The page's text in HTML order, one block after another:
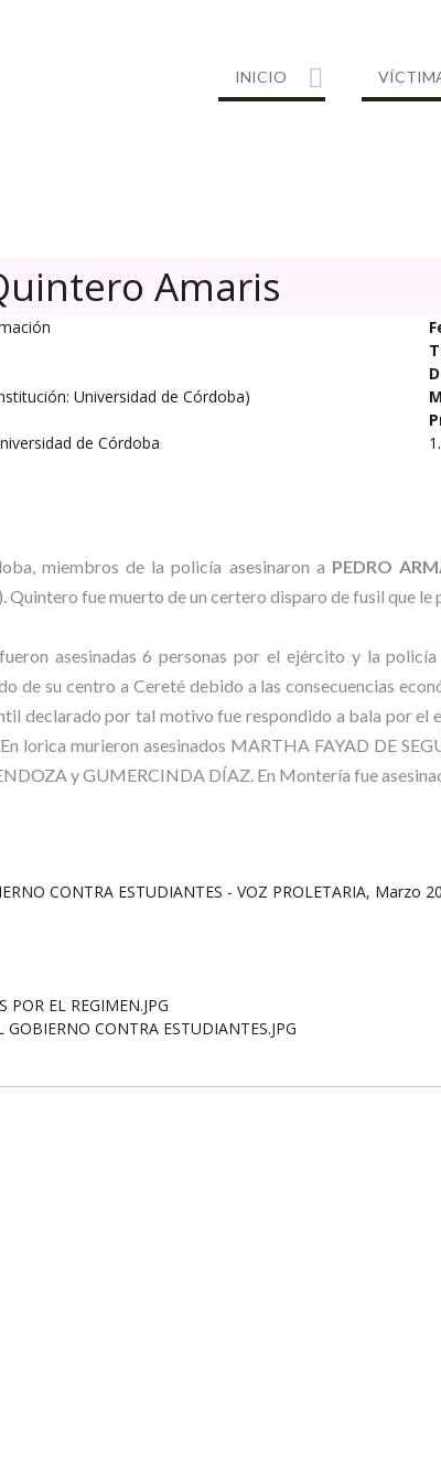
INICIO
Amaris
Universidad de Córdoba)
de Córdoba
miembros de la policía asesinaron a PEDRO
fue muerto de un certero disparo de fusil que
asesinadas 6 personas por el ejército y la
de su centro a Cereté debido a las consecuencias
declarado por tal motivo fue respondido a bala por el
lorica murieron asesinados MARTHA FAYAD DE
y GUMERCINDA DÍAZ. En Montería fue
CONTRA ESTUDIANTES - VOZ PROLETARIA, Marzo
POR EL REGIMEN.JPG
CONTRA ESTUDIANTES.JPG